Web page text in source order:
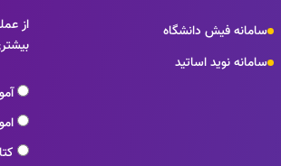
سامانه فیش دانشگاه
سامانه نوید اساتید
از